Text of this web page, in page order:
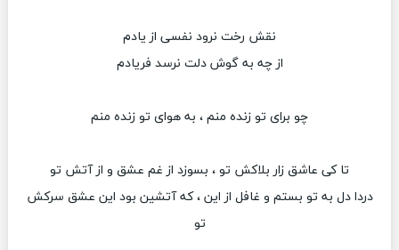
نقش رخت نرود نفسی از یادم
از چه به گوش دلت نرسد فریادم
چو برای تو زنده منم ، به هوای تو زنده منم
تا کی عاشق زار بلاکش تو ، بسوزد از غم عشق و از آتش تو
دردا دل به تو بستم و غافل از این ، که آتشین بود این عشق سرکش
تو